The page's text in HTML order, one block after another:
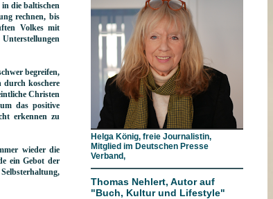
die baltischen
rechnen, bis
Volkes mit
begreifen,
durch koschere
Christen
das positive
erkennen zu
wieder die
ein Gebot der
Helga König, freie Journalistin,
Mitglied im Deutschen Presse
Verband,
Thomas Nehlert, Autor auf
"Buch, Kultur und Lifestyle"